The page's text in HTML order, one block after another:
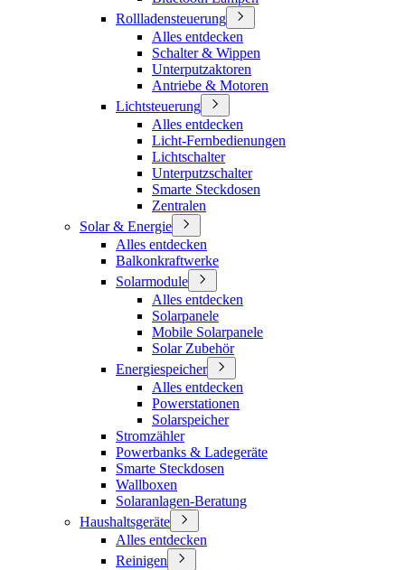
Rollladensteuerung
Alles entdecken
Schalter & Wippen
Unterputzaktoren
Antriebe & Motoren
Lichtsteuerung
Alles entdecken
Licht-Fernbedienungen
Lichtschalter
Unterputzschalter
Smarte Steckdosen
Zentralen
Solar & Energie
Alles entdecken
Balkonkraftwerke
Solarmodule
Alles entdecken
Solarpanele
Mobile Solarpanele
Solar Zubehör
Energiespeicher
Alles entdecken
Powerstationen
Solarspeicher
Stromzähler
Powerbanks & Ladegeräte
Smarte Steckdosen
Wallboxen
Solaranlagen-Beratung
Haushaltsgeräte
Alles entdecken
Reinigen